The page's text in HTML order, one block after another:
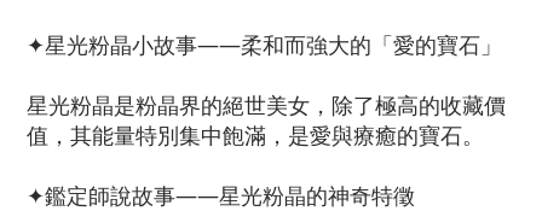
✦星光粉晶小故事——柔和而強大的「愛的寶石」
星光粉晶是粉晶界的絕世美女，除了極高的收藏價
值，其能量特別集中飽滿，是愛與療癒的寶石。
✦鑑定師說故事——星光粉晶的神奇特徵